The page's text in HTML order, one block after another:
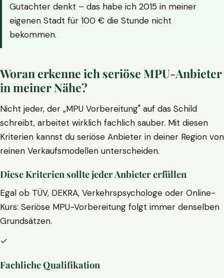
Gutachter denkt – das habe ich 2015 in meiner
eigenen Stadt für 100 € die Stunde nicht
bekommen.
Woran erkenne ich seriöse MPU-Anbieter
in meiner Nähe?
Nicht jeder, der „MPU Vorbereitung" auf das Schild
schreibt, arbeitet wirklich fachlich sauber. Mit diesen
Kriterien kannst du seriöse Anbieter in deiner Region von
reinen Verkaufsmodellen unterscheiden.
Diese Kriterien sollte jeder Anbieter erfüllen
Egal ob TÜV, DEKRA, Verkehrspsychologe oder Online-
Kurs: Seriöse MPU-Vorbereitung folgt immer denselben
Grundsätzen.
✓
Fachliche Qualifikation